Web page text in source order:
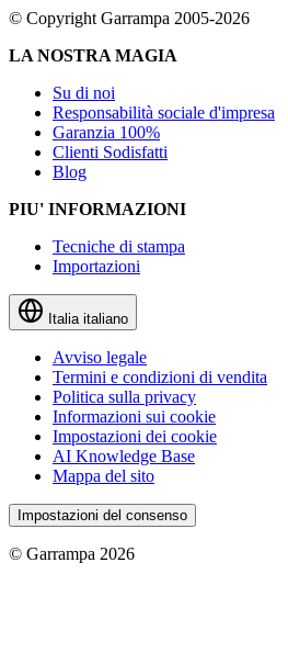
© Copyright Garrampa 2005-2026
LA NOSTRA MAGIA
Su di noi
Responsabilità sociale d'impresa
Garanzia 100%
Clienti Sodisfatti
Blog
PIU' INFORMAZIONI
Tecniche di stampa
Importazioni
Italia italiano
Avviso legale
Termini e condizioni di vendita
Politica sulla privacy
Informazioni sui cookie
Impostazioni dei cookie
AI Knowledge Base
Mappa del sito
Impostazioni del consenso
© Garrampa 2026